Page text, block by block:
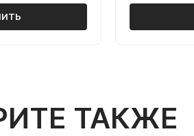
ТАКЖЕ